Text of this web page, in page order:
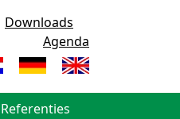
Downloads
Agenda
Referenties